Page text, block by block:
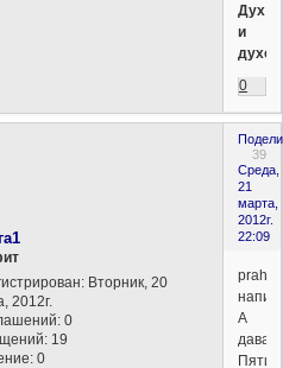
Дух
и
0
39
Среда,
21
марта,
2012г.
22:09
: Вторник, 20
2012г.
0
19
0
prah
А